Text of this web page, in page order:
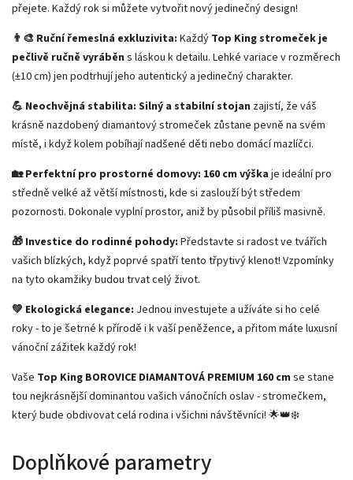
přejete. Každý rok si můžete vytvořit nový jedinečný design!
👨‍🎨 Ruční řemeslná exkluzivita: Každý Top King stromeček je
pečlivě ručně vyráběn s láskou k detailu. Lehké variace v rozměrech
(±10 cm) jen podtrhují jeho autentický a jedinečný charakter.
💪 Neochvějná stabilita: Silný a stabilní stojan zajistí, že váš
krásně nazdobený diamantový stromeček zůstane pevně na svém
místě, i když kolem pobíhají nadšené děti nebo domácí mazlíčci.
🏡 Perfektní pro prostorné domovy: 160 cm výška je ideální pro
středně velké až větší místnosti, kde si zaslouží být středem
pozornosti. Dokonale vyplní prostor, aniž by působil příliš masivně.
🎁 Investice do rodinné pohody: Představte si radost ve tvářích
vašich blízkých, když poprvé spatří tento třpytivý klenot! Vzpomínky
na tyto okamžiky budou trvat celý život.
💚 Ekologická elegance: Jednou investujete a užíváte si ho celé
roky - to je šetrné k přírodě i k vaší peněžence, a přitom máte luxusní
vánoční zážitek každý rok!
Vaše Top King BOROVICE DIAMANTOVÁ PREMIUM 160 cm se stane
tou nejkrásnější dominantou vašich vánočních oslav - stromečkem,
který bude obdivovat celá rodina i všichni návštěvníci! 🌟👑❄️
Doplňkové parametry